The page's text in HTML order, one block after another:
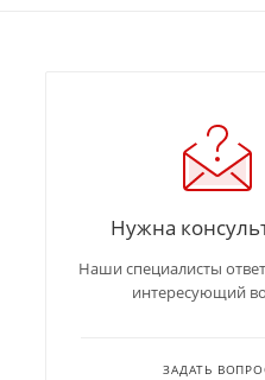
Нужна
Наши специалисты
интересующий
ЗАДАТЬ